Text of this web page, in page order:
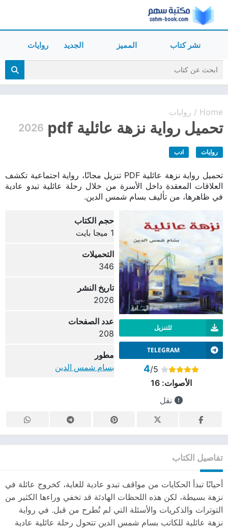
نشر كتاب المميز الجديد روايات
Home
/ روايات
تحميل رواية نزهة عائلية pdf 2026
روايات ادب
تحميل رواية نزهة عائلية PDF تنزيل مجانًا، رواية اجتماعية تكشف
العلاقات المعقدة داخل الأسرة من خلال رحلة عائلية تبدو عادية
في ظاهرها، من تأليف بسام شمس الدين.
للتنزيل
TELEGRAM
4/5
الأصوات:16
نقل
حجم الكتاب
1 ميجا بايت
التحميلات
346
تاريخ النشر
2026
عدد الصفحات
208
مطور
بسام شمس الدين
تفاصيل الكتاب
أحيانًا تبدأ الحكايات من مواقف تبدو عادية للغاية، كخروج عائلة في
نزهة بسيطة، لكن هذه اللحظات الهادئة قد تخفي وراءها الكثير من
التوترات والذكريات والأسئلة التي لم تُطرح من قبل. في رواية
نزهة عائلية للكاتب بسام شمس الدين تتحول رحلة عائلية عادية